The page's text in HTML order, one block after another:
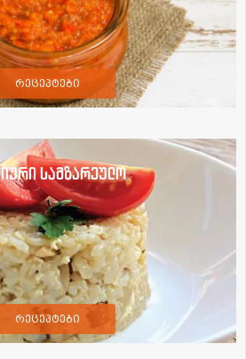
რეცეპტები
სამზარეულო
რეცეპტები